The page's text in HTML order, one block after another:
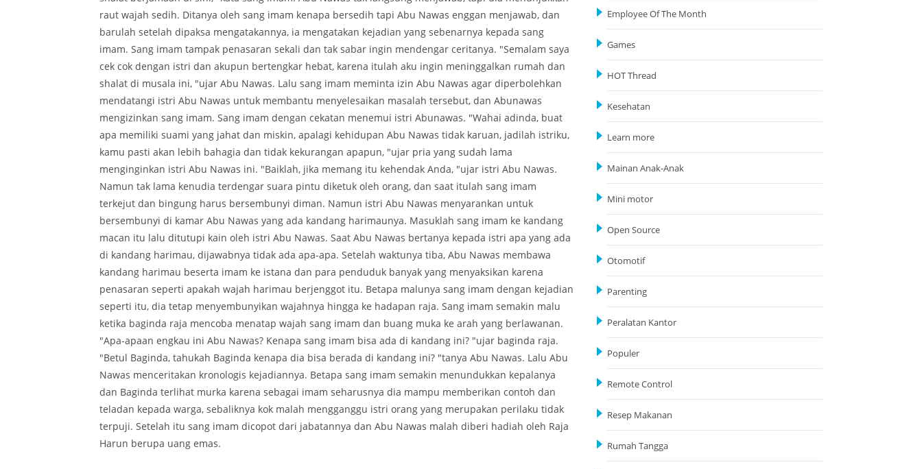
raut wajah sedih. Ditanya oleh sang imam kenapa bersedih tapi Abu Nawas enggan menjawab, dan
barulah setelah dipaksa mengatakannya, ia mengatakan kejadian yang sebenarnya kepada sang
imam. Sang imam tampak penasaran sekali dan tak sabar ingin mendengar ceritanya. "Semalam saya
cek cok dengan istri dan akupun bertengkar hebat, karena itulah aku ingin meninggalkan rumah dan
shalat di musala ini, "ujar Abu Nawas. Lalu sang imam meminta izin Abu Nawas agar diperbolehkan
mendatangi istri Abu Nawas untuk membantu menyelesaikan masalah tersebut, dan Abunawas
mengizinkan sang imam. Sang imam dengan cekatan menemui istri Abunawas. "Wahai adinda, buat
apa memiliki suami yang jahat dan miskin, apalagi kehidupan Abu Nawas tidak karuan, jadilah istriku,
kamu pasti akan lebih bahagia dan tidak kekurangan apapun, "ujar pria yang sudah lama
menginginkan istri Abu Nawas ini. "Baiklah, jika memang itu kehendak Anda, "ujar istri Abu Nawas.
Namun tak lama kenudia terdengar suara pintu diketuk oleh orang, dan saat itulah sang imam
terkejut dan bingung harus bersembunyi diman. Namun istri Abu Nawas menyarankan untuk
bersembunyi di kamar Abu Nawas yang ada kandang harimaunya. Masuklah sang imam ke kandang
macan itu lalu ditutupi kain oleh istri Abu Nawas. Saat Abu Nawas bertanya kepada istri apa yang ada
di kandang harimau, dijawabnya tidak ada apa-apa. Setelah waktunya tiba, Abu Nawas membawa
kandang harimau beserta imam ke istana dan para penduduk banyak yang menyaksikan karena
penasaran seperti apakah wajah harimau berjenggot itu. Betapa malunya sang imam dengan kejadian
seperti itu, dia tetap menyembunyikan wajahnya hingga ke hadapan raja. Sang imam semakin malu
ketika baginda raja mencoba menatap wajah sang imam dan buang muka ke arah yang berlawanan.
"Apa-apaan engkau ini Abu Nawas? Kenapa sang imam bisa ada di kandang ini? "ujar baginda raja.
"Betul Baginda, tahukah Baginda kenapa dia bisa berada di kandang ini? "tanya Abu Nawas. Lalu Abu
Nawas menceritakan kronologis kejadiannya. Betapa sang imam semakin menundukkan kepalanya
dan Baginda terlihat murka karena sebagai imam seharusnya dia mampu memberikan contoh dan
teladan kepada warga, sebaliknya kok malah mengganggu istri orang yang merupakan perilaku tidak
terpuji. Setelah itu sang imam dicopot dari jabatannya dan Abu Nawas malah diberi hadiah oleh Raja
Harun berupa uang emas.
Employee Of The Month
Games
HOT Thread
Kesehatan
Learn more
Mainan Anak-Anak
Mini motor
Open Source
Otomotif
Parenting
Peralatan Kantor
Populer
Remote Control
Resep Makanan
Rumah Tangga